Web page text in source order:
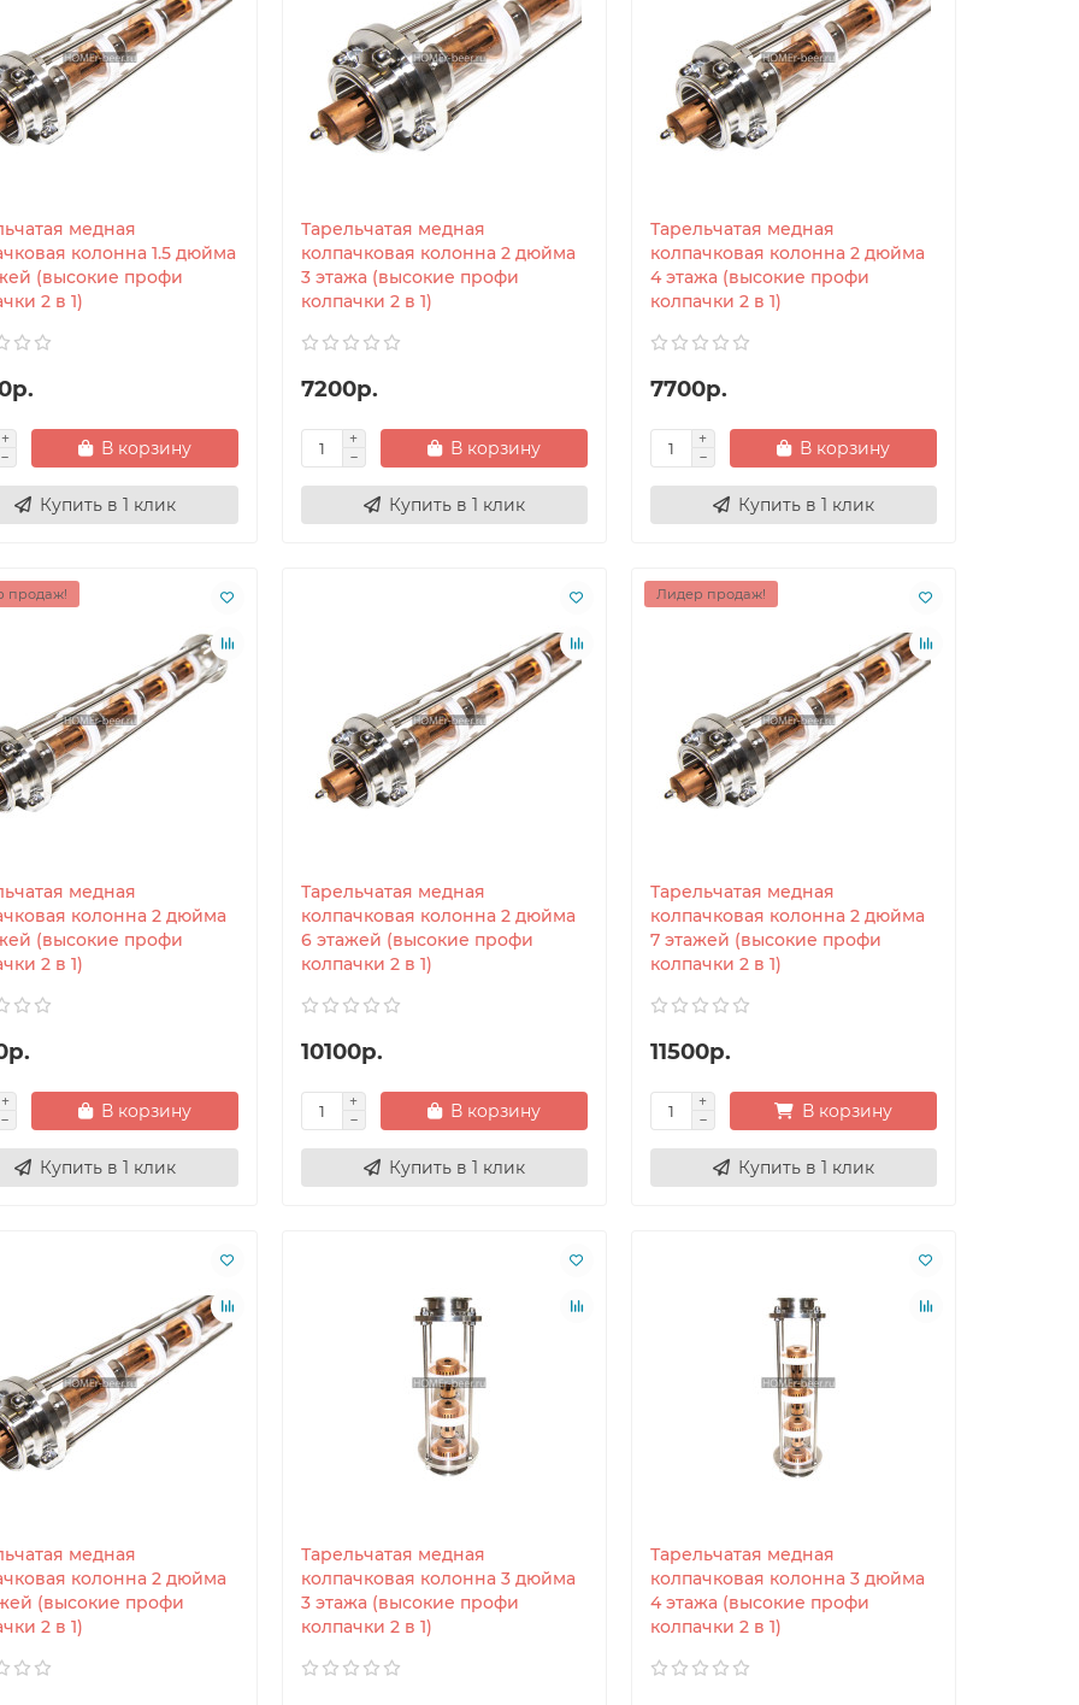
медная
колонна 1.5 дюйма
(высокие профи
2 в 1)
В корзину
Купить в 1 клик
Тарельчатая медная
колпачковая колонна 2 дюйма
3 этажа (высокие профи
колпачки 2 в 1)
7200р.
В корзину
Купить в 1 клик
Тарельчатая медная
колпачковая колонна 2 дюйма
4 этажа (высокие профи
колпачки 2 в 1)
7700р.
В корзину
Купить в 1 клик
продаж!
медная
колонна 2 дюйма
(высокие профи
2 в 1)
В корзину
Купить в 1 клик
Тарельчатая медная
колпачковая колонна 2 дюйма
6 этажей (высокие профи
колпачки 2 в 1)
10100р.
В корзину
Купить в 1 клик
Лидер продаж!
Тарельчатая медная
колпачковая колонна 2 дюйма
7 этажей (высокие профи
колпачки 2 в 1)
11500р.
В корзину
Купить в 1 клик
медная
колонна 2 дюйма
(высокие профи
2 в 1)
Тарельчатая медная
колпачковая колонна 3 дюйма
3 этажа (высокие профи
колпачки 2 в 1)
Тарельчатая медная
колпачковая колонна 3 дюйма
4 этажа (высокие профи
колпачки 2 в 1)